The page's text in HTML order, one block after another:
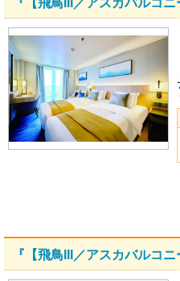
『【飛鳥III／アスカバルコ